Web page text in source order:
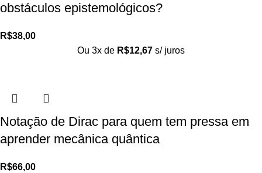
obstáculos epistemológicos?
R$38,00
Ou 3x de R$12,67 s/ juros
Notação de Dirac para quem tem pressa em
aprender mecânica quântica
R$66,00